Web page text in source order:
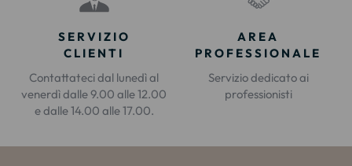
SERVIZIO
CLIENTI
Contattateci dal lunedì al
venerdì dalle 9.00 alle 12.00
e dalle 14.00 alle 17.00.
AREA
PROFESSIONALE
Servizio dedicato ai
professionisti